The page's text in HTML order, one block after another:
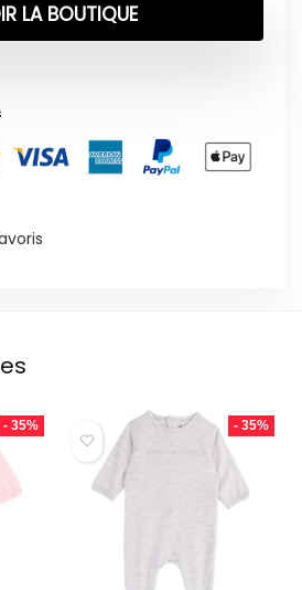
LA BOUTIQUE
- 35% - 35%